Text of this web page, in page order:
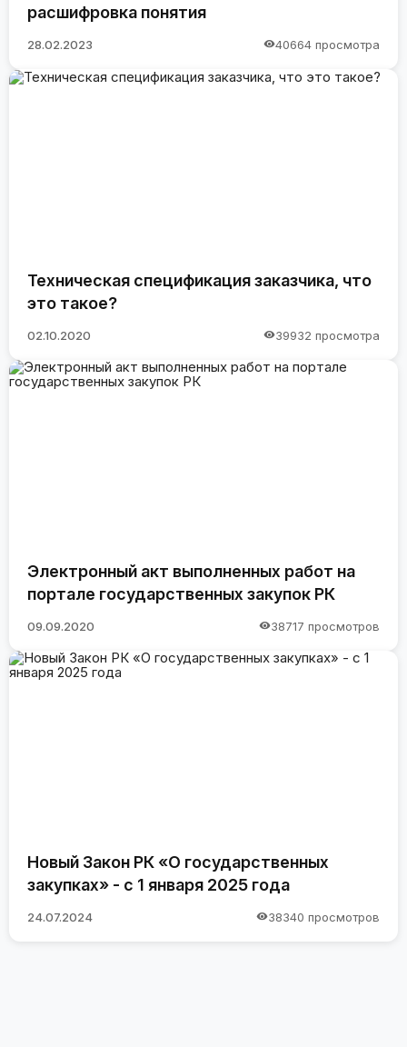
расшифровка понятия
28.02.2023 40664 просмотра
Техническая спецификация заказчика, что
это такое?
02.10.2020 39932 просмотра
Электронный акт выполненных работ на
портале государственных закупок РК
09.09.2020 38717 просмотров
Новый Закон РК «О государственных
закупках» - с 1 января 2025 года
24.07.2024 38340 просмотров